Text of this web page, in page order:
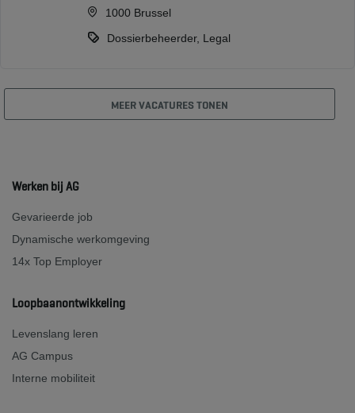
1000 Brussel
Dossierbeheerder, Legal
MEER VACATURES TONEN
Werken bij AG
Gevarieerde job
Dynamische werkomgeving
14x Top Employer
Loopbaanontwikkeling
Levenslang leren
AG Campus
Interne mobiliteit